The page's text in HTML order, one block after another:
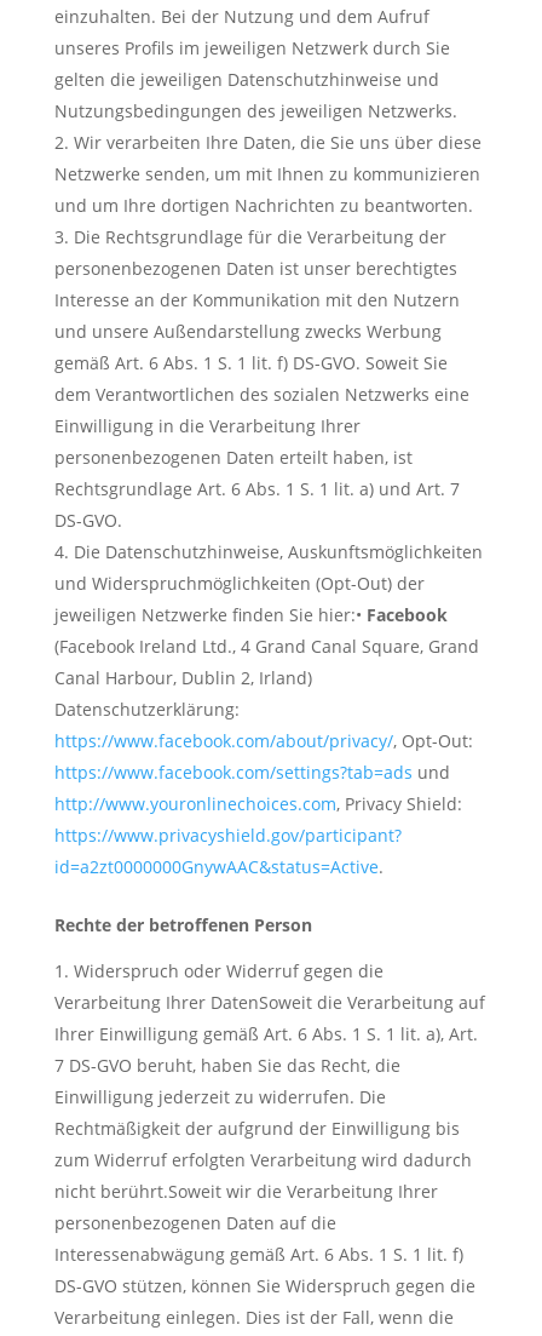
einzuhalten. Bei der Nutzung und dem Aufruf
unseres Profils im jeweiligen Netzwerk durch Sie
gelten die jeweiligen Datenschutzhinweise und
Nutzungsbedingungen des jeweiligen Netzwerks.
Wir verarbeiten Ihre Daten, die Sie uns über diese
Netzwerke senden, um mit Ihnen zu kommunizieren
und um Ihre dortigen Nachrichten zu beantworten.
Die Rechtsgrundlage für die Verarbeitung der
personenbezogenen Daten ist unser berechtigtes
Interesse an der Kommunikation mit den Nutzern
und unsere Außendarstellung zwecks Werbung
gemäß Art. 6 Abs. 1 S. 1 lit. f) DS-GVO. Soweit Sie
dem Verantwortlichen des sozialen Netzwerks eine
Einwilligung in die Verarbeitung Ihrer
personenbezogenen Daten erteilt haben, ist
Rechtsgrundlage Art. 6 Abs. 1 S. 1 lit. a) und Art. 7
DS-GVO.
Die Datenschutzhinweise, Auskunftsmöglichkeiten
und Widerspruchmöglichkeiten (Opt-Out) der
jeweiligen Netzwerke finden Sie hier:• Facebook
(Facebook Ireland Ltd., 4 Grand Canal Square, Grand
Canal Harbour, Dublin 2, Irland)
Datenschutzerklärung:
https://www.facebook.com/about/privacy/, Opt-Out:
https://www.facebook.com/settings?tab=ads und
http://www.youronlinechoices.com, Privacy Shield:
https://www.privacyshield.gov/participant?
id=a2zt0000000GnywAAC&status=Active.
Rechte der betroffenen Person
Widerspruch oder Widerruf gegen die
Verarbeitung Ihrer DatenSoweit die Verarbeitung auf
Ihrer Einwilligung gemäß Art. 6 Abs. 1 S. 1 lit. a), Art.
7 DS-GVO beruht, haben Sie das Recht, die
Einwilligung jederzeit zu widerrufen. Die
Rechtmäßigkeit der aufgrund der Einwilligung bis
zum Widerruf erfolgten Verarbeitung wird dadurch
nicht berührt.Soweit wir die Verarbeitung Ihrer
personenbezogenen Daten auf die
Interessenabwägung gemäß Art. 6 Abs. 1 S. 1 lit. f)
DS-GVO stützen, können Sie Widerspruch gegen die
Verarbeitung einlegen. Dies ist der Fall, wenn die